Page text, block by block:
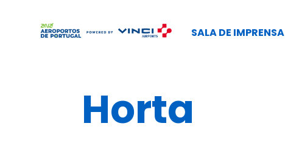
SALA DE IMPRENSA
Horta